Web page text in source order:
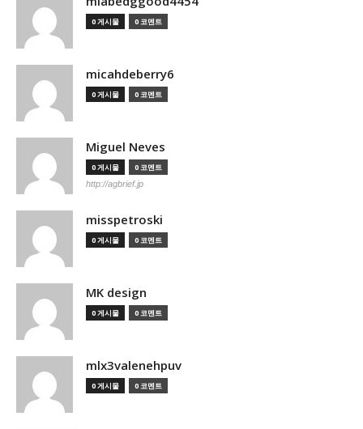
0 게시물 0 코멘트
micahdeberry6
0 게시물 0 코멘트
Miguel Neves
0 게시물 0 코멘트
http://agbrief.jp
misspetroski
0 게시물 0 코멘트
MK design
0 게시물 0 코멘트
mlx3valenehpuv
0 게시물 0 코멘트